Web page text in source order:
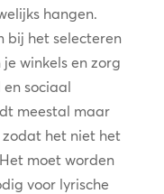
hangen.
bij het selecteren
winkels en zorg
sociaal
meestal maar
het niet het
moet worden
voor lyrische